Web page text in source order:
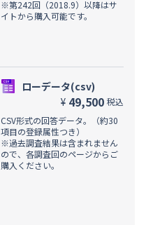
※第242回（2018.9）以降はサ
イトから購入可能です。
ローデータ(csv)
¥ 49,500 税込
CSV形式の回答データ。（約30
項目の登録属性つき）
※過去調査結果は含まれません
ので、各調査回のページからご
購入ください。